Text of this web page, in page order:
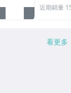
近期銷量
看更多